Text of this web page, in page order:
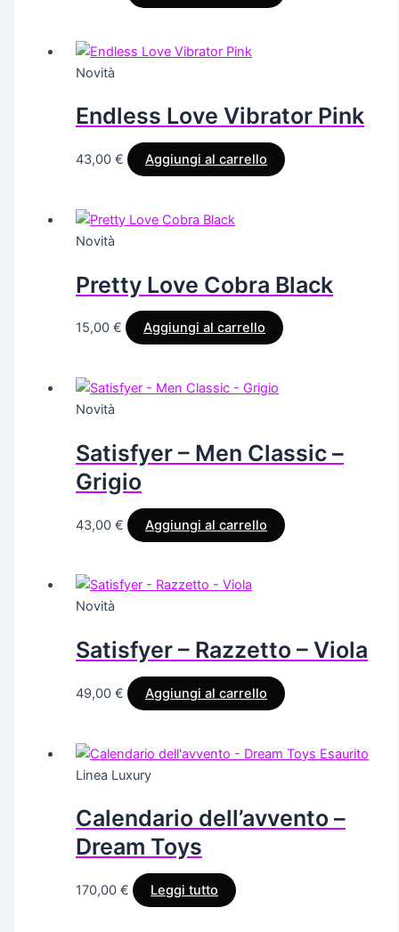
Novità
Endless Love Vibrator Pink
43,00€ Aggiungi al carrello
Novità
Pretty Love Cobra Black
15,00€ Aggiungi al carrello
Novità
Satisfyer – Men Classic –
Grigio
43,00€ Aggiungi al carrello
Novità
Satisfyer – Razzetto – Viola
49,00€ Aggiungi al carrello
Esaurito
Linea Luxury
Calendario dell’avvento –
Dream Toys
170,00€ Leggi tutto